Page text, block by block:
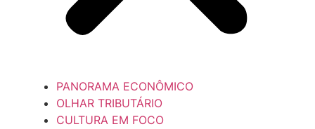
PANORAMA ECONÔMICO
OLHAR TRIBUTÁRIO
CULTURA EM FOCO